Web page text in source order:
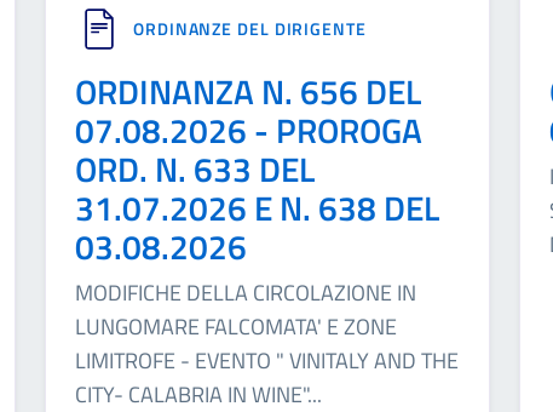
ORDINANZE DEL DIRIGENTE
ORDINANZA N. 656 DEL
07.08.2026 - PROROGA
ORD. N. 633 DEL
31.07.2026 E N. 638 DEL
03.08.2026
MODIFICHE DELLA CIRCOLAZIONE IN
LUNGOMARE FALCOMATA' E ZONE
LIMITROFE - EVENTO " VINITALY AND THE
CITY- CALABRIA IN WINE"...